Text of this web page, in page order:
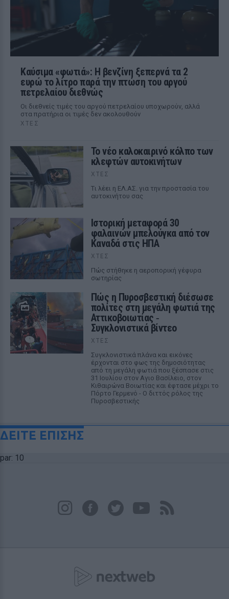
Καύσιμα «φωτιά»: Η βενζίνη ξεπερνά τα 2
ευρώ το λίτρο παρά την πτώση του αργού
πετρελαίου διεθνώς
Οι διεθνείς τιμές του αργού πετρελαίου υποχωρούν, αλλά
στα πρατήρια οι τιμές δεν ακολουθούν
ΧΤΕΣ
Το νέο καλοκαιρινό κόλπο των
κλεφτών αυτοκινήτων
ΧΤΕΣ
Tι λέει η ΕΛ.ΑΣ. για την προστασία του
αυτοκινήτου σας
Ιστορική μεταφορά 30
φαλαινών μπελούγκα από τον
Καναδά στις ΗΠΑ
ΧΤΕΣ
Πώς στήθηκε η αεροπορική γέφυρα
σωτηρίας
Πώς η Πυροσβεστική διέσωσε
πολίτες στη μεγάλη φωτιά της
Αττικοβοιωτίας ‑
Συγκλονιστικά βίντεο
ΧΤΕΣ
Συγκλονιστικά πλάνα και εικόνες
έρχονται στο φως της δημοσιότητας
από τη μεγάλη φωτιά που ξέσπασε στις
31 Ιουλίου στον Αγιο Βασίλειο, στον
Κιθαιρώνα Βοιωτίας και έφτασε μέχρι το
Πόρτο Γερμενό - Ο διττός ρόλος της
Πυροσβεστικής
ΔΕΙΤΕ ΕΠΙΣΗΣ
par: 10